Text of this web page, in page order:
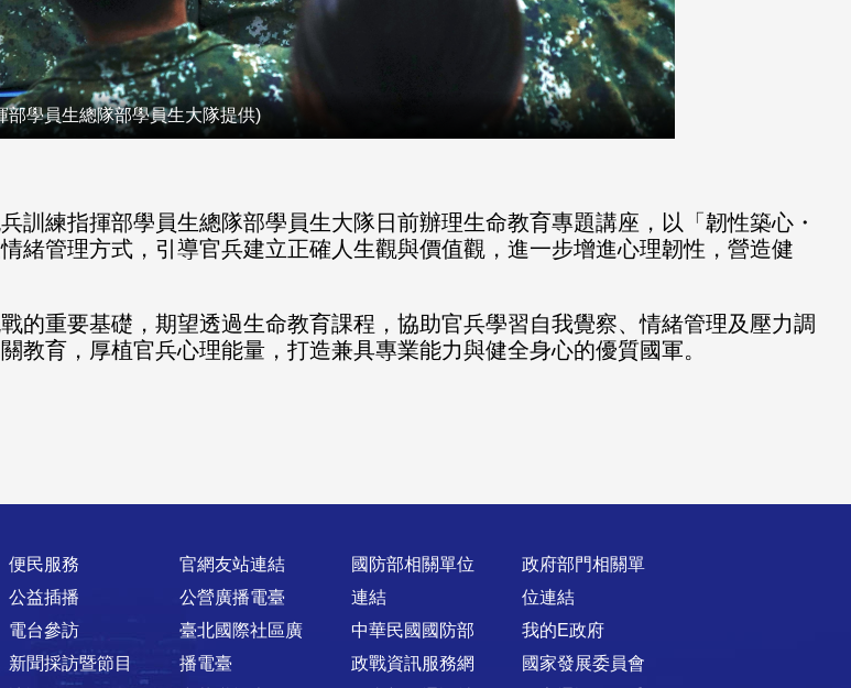
學員生總隊部學員生大隊提供)
訓練指揮部學員生總隊部學員生大隊日前辦理生命教育專題講座，以「韌性築心・
緒管理方式，引導官兵建立正確人生觀與價值觀，進一步增進心理韌性，營造健
的重要基礎，期望透過生命教育課程，協助官兵學習自我覺察、情緒管理及壓力調
育，厚植官兵心理能量，打造兼具專業能力與健全身心的優質國軍。
便民服務
公益插播
電台參訪
新聞採訪暨節目
官網友站連結
公營廣播電臺
臺北國際社區廣
播電臺
國防部相關單位
連結
中華民國國防部
政戰資訊服務網
政府部門相關單
位連結
我的E政府
國家發展委員會